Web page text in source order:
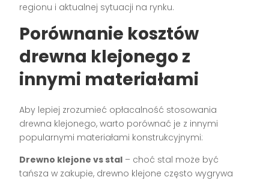
regionu i aktualnej sytuacji na rynku.
Porównanie kosztów
drewna klejonego z
innymi materiałami
Aby lepiej zrozumieć opłacalność stosowania
drewna klejonego, warto porównać je z innymi
popularnymi materiałami konstrukcyjnymi:
Drewno klejone vs stal – choć stal może być
tańsza w zakupie, drewno klejone często wygrywa